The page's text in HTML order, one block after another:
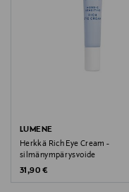
LUMENE
Herkkä Rich Eye Cream -
silmänympärysvoide
Original Price
31,90 €